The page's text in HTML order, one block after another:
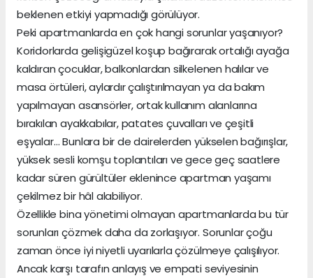
beklenen etkiyi yapmadığı görülüyor.
Peki apartmanlarda en çok hangi sorunlar yaşanıyor?
Koridorlarda gelişigüzel koşup bağırarak ortalığı ayağa
kaldıran çocuklar, balkonlardan silkelenen halılar ve
masa örtüleri, aylardır çalıştırılmayan ya da bakım
yapılmayan asansörler, ortak kullanım alanlarına
bırakılan ayakkabılar, patates çuvalları ve çeşitli
eşyalar… Bunlara bir de dairelerden yükselen bağırışlar,
yüksek sesli komşu toplantıları ve gece geç saatlere
kadar süren gürültüler eklenince apartman yaşamı
çekilmez bir hâl alabiliyor.
Özellikle bina yönetimi olmayan apartmanlarda bu tür
sorunları çözmek daha da zorlaşıyor. Sorunlar çoğu
zaman önce iyi niyetli uyarılarla çözülmeye çalışılıyor.
Ancak karşı tarafın anlayış ve empati seviyesinin